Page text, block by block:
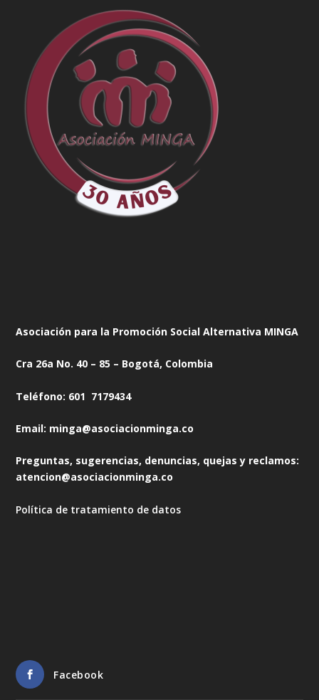
Asociación para la Promoción Social Alternativa MINGA
Cra 26a No. 40 – 85 – Bogotá, Colombia
Teléfono: 601 7179434
Email: minga@asociacionminga.co
Preguntas, sugerencias, denuncias, quejas y reclamos:
atencion@asociacionminga.co
Política de tratamiento de datos
Facebook